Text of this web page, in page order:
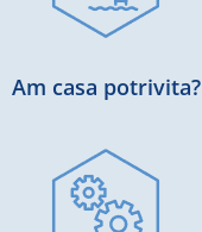
Am casa potrivita?